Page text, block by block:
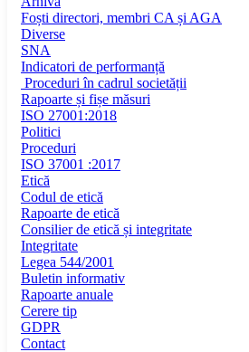
Foști directori, membri CA și AGA
Diverse
SNA
Indicatori de performanță
Proceduri în cadrul societății
Rapoarte și fișe măsuri
ISO 27001:2018
Politici
Proceduri
ISO 37001 :2017
Etică
Codul de etică
Rapoarte de etică
Consilier de etică și integritate
Integritate
Legea 544/2001
Buletin informativ
Rapoarte anuale
Cerere tip
GDPR
Contact